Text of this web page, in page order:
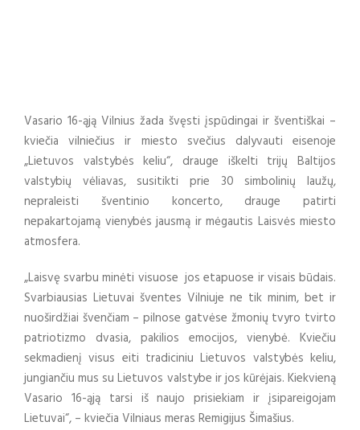
Vasario 16-ąją Vilnius žada švęsti įspūdingai ir šventiškai –
kviečia vilniečius ir miesto svečius dalyvauti eisenoje
„Lietuvos valstybės keliu“, drauge iškelti trijų Baltijos
valstybių vėliavas, susitikti prie 30 simbolinių laužų,
nepraleisti šventinio koncerto, drauge patirti
nepakartojamą vienybės jausmą ir mėgautis Laisvės miesto
atmosfera.
„Laisvę svarbu minėti visuose jos etapuose ir visais būdais.
Svarbiausias Lietuvai šventes Vilniuje ne tik minim, bet ir
nuoširdžiai švenčiam – pilnose gatvėse žmonių tvyro tvirto
patriotizmo dvasia, pakilios emocijos, vienybė. Kviečiu
sekmadienį visus eiti tradiciniu Lietuvos valstybės keliu,
jungiančiu mus su Lietuvos valstybe ir jos kūrėjais. Kiekvieną
Vasario 16-ąją tarsi iš naujo prisiekiam ir įsipareigojam
Lietuvai“, – kviečia Vilniaus meras Remigijus Šimašius.